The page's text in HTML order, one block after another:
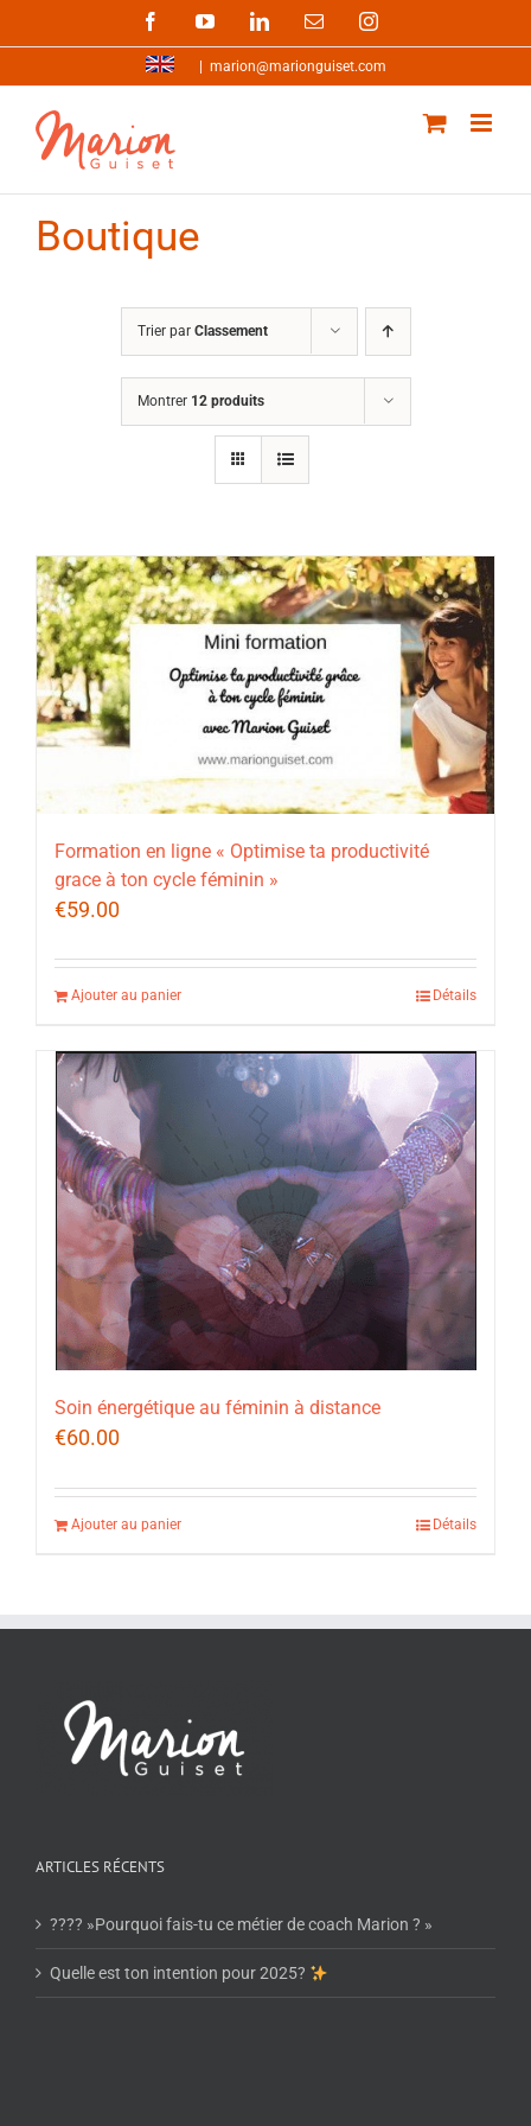
FacebookYouTubeLinkedInEmail Instagram
marion@marionguiset.com
Boutique
Trier par Classement
Montrer 12 produits
Formation en ligne « Optimise ta productivité
grace à ton cycle féminin »
€59.00
Ajouter au panier Détails
Soin énergétique au féminin à distance
€60.00
Ajouter au panier Détails
ARTICLES RÉCENTS
???? »Pourquoi fais-tu ce métier de coach Marion ? »
Quelle est ton intention pour 2025?